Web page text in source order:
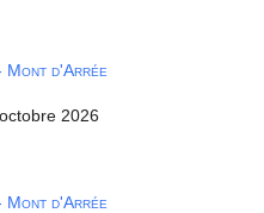
Mont d'Arrée
2026
Mont d'Arrée